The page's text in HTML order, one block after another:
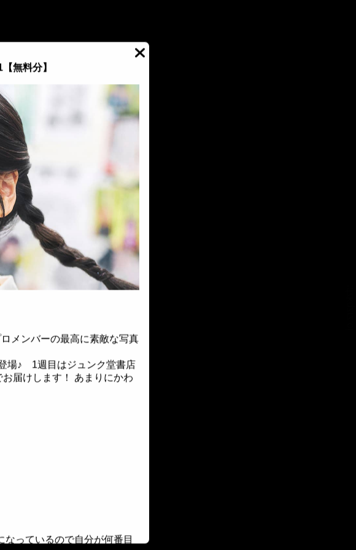
無料分】
メンバーの最高に素敵な写真
場♪ 1週目はジュンク堂書店
届けします！ あまりにかわ
っているので自分が何番目